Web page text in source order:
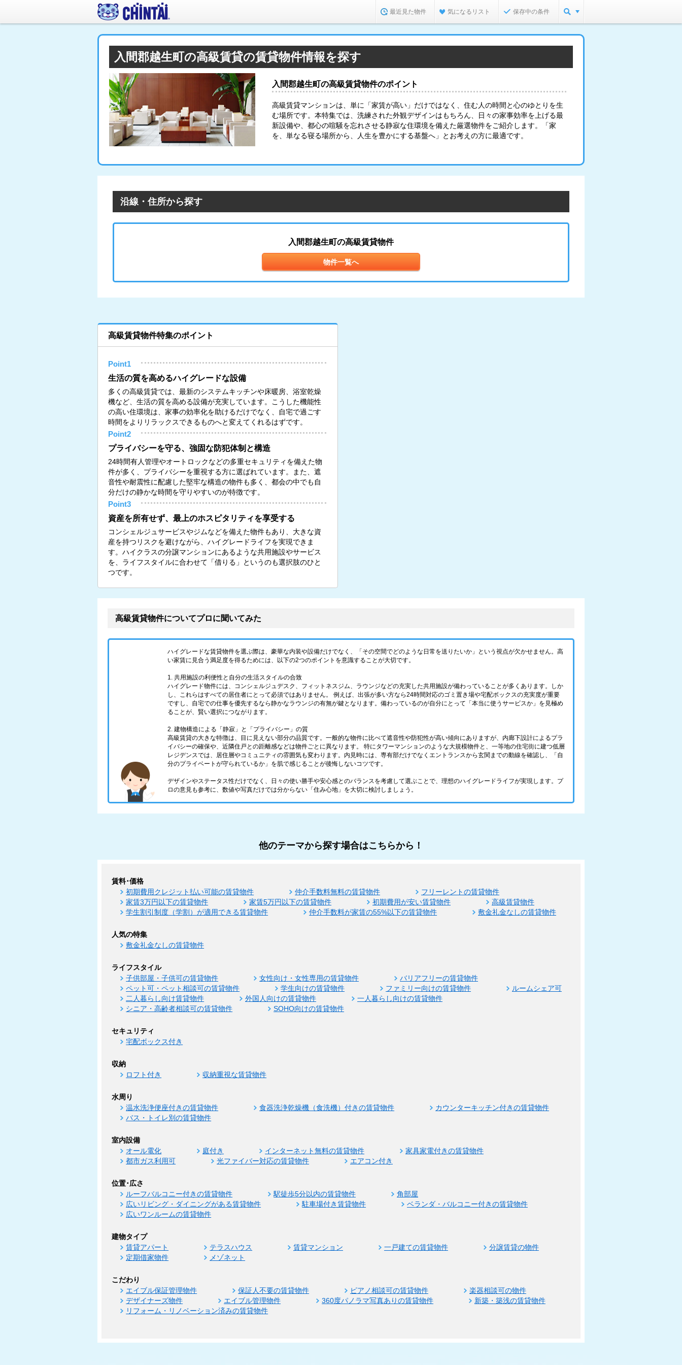
最近見た物件 気になるリスト 保存中の条件
入間郡越生町の高級賃貸の賃貸物件情報を探す
入間郡越生町の高級賃貸物件のポイント
高級賃貸マンションは、単に「家賃が高い」だけではなく、住む人の時間と心のゆとりを生
む場所です。本特集では、洗練された外観デザインはもちろん、日々の家事効率を上げる最
新設備や、都心の喧騒を忘れさせる静寂な住環境を備えた厳選物件をご紹介します。「家
を、単なる寝る場所から、人生を豊かにする基盤へ」とお考えの方に最適です。
沿線・住所から探す
入間郡越生町の高級賃貸物件
物件一覧へ
高級賃貸物件特集のポイント
Point1
生活の質を高めるハイグレードな設備
多くの高級賃貸では、最新のシステムキッチンや床暖房、浴室乾燥
機など、生活の質を高める設備が充実しています。こうした機能性
の高い住環境は、家事の効率化を助けるだけでなく、自宅で過ごす
時間をよりリラックスできるものへと変えてくれるはずです。
Point2
プライバシーを守る、強固な防犯体制と構造
24時間有人管理やオートロックなどの多重セキュリティを備えた物
件が多く、プライバシーを重視する方に選ばれています。また、遮
音性や耐震性に配慮した堅牢な構造の物件も多く、都会の中でも自
分だけの静かな時間を守りやすいのが特徴です。
Point3
資産を所有せず、最上のホスピタリティを享受する
コンシェルジュサービスやジムなどを備えた物件もあり、大きな資
産を持つリスクを避けながら、ハイグレードライフを実現できま
す。ハイクラスの分譲マンションにあるような共用施設やサービス
を、ライフスタイルに合わせて「借りる」というのも選択肢のひと
つです。
高級賃貸物件についてプロに聞いてみた
ハイグレードな賃貸物件を選ぶ際は、豪華な内装や設備だけでなく、「その空間でどのような日常を送りたいか」という視点が欠かせません。高
い家賃に見合う満足度を得るためには、以下の2つのポイントを意識することが大切です。
1. 共用施設の利便性と自分の生活スタイルの合致
ハイグレード物件には、コンシェルジュデスク、フィットネスジム、ラウンジなどの充実した共用施設が備わっていることが多くあります。しか
し、これらはすべての居住者にとって必須ではありません。 例えば、出張が多い方なら24時間対応のゴミ置き場や宅配ボックスの充実度が重要
ですし、自宅での仕事を優先するなら静かなラウンジの有無が鍵となります。備わっているのが自分にとって「本当に使うサービスか」を見極め
ることが、賢い選択につながります。
2. 建物構造による「静寂」と「プライバシー」の質
高級賃貸の大きな特徴は、目に見えない部分の品質です。一般的な物件に比べて遮音性や防犯性が高い傾向にありますが、内廊下設計によるプラ
イバシーの確保や、近隣住戸との距離感などは物件ごとに異なります。 特にタワーマンションのような大規模物件と、一等地の住宅街に建つ低層
レジデンスでは、居住層やコミュニティの雰囲気も変わります。内見時には、専有部だけでなくエントランスから玄関までの動線を確認し、「自
分のプライベートが守られているか」を肌で感じることが後悔しないコツです。
デザインやステータス性だけでなく、日々の使い勝手や安心感とのバランスを考慮して選ぶことで、理想のハイグレードライフが実現します。プ
ロの意見も参考に、数値や写真だけでは分からない「住み心地」を大切に検討しましょう。
他のテーマから探す場合はこちらから！
賃料･価格
初期費用クレジット払い可能の賃貸物件 仲介手数料無料の賃貸物件
フリーレントの賃貸物件
家賃3万円以下の賃貸物件
家賃5万円以下の賃貸物件 初期費用が安い賃貸物件
高級賃貸物件
学生割引制度（学割）が適用できる賃貸物件
仲介手数料が家賃の55%以下の賃貸物件 敷金礼金なしの賃貸物件
人気の特集
敷金礼金なしの賃貸物件
ライフスタイル
子供部屋・子供可の賃貸物件 女性向け・女性専用の賃貸物件
バリアフリーの賃貸物件
ペット可・ペット相談可の賃貸物件
学生向けの賃貸物件 ファミリー向けの賃貸物件
ルームシェア可
二人暮らし向け賃貸物件
外国人向けの賃貸物件
一人暮らし向けの賃貸物件
シニア・高齢者相談可の賃貸物件
SOHO向けの賃貸物件
セキュリティ
宅配ボックス付き
収納
ロフト付き 収納重視な賃貸物件
水周り
温水洗浄便座付きの賃貸物件 食器洗浄乾燥機（食洗機）付きの賃貸物件
カウンターキッチン付きの賃貸物件
バス・トイレ別の賃貸物件
室内設備
オール電化 庭付き インターネット無料の賃貸物件
家具家電付きの賃貸物件
都市ガス利用可
光ファイバー対応の賃貸物件 エアコン付き
位置･広さ
ルーフバルコニー付きの賃貸物件 駅徒歩5分以内の賃貸物件
角部屋
広いリビング・ダイニングがある賃貸物件
駐車場付き賃貸物件
ベランダ・バルコニー付きの賃貸物件
広いワンルームの賃貸物件
建物タイプ
賃貸アパート テラスハウス 賃貸マンション 一戸建ての賃貸物件
分譲賃貸の物件
定期借家物件
メゾネット
こだわり
エイブル保証管理物件 保証人不要の賃貸物件 ピアノ相談可の賃貸物件
楽器相談可の物件
デザイナーズ物件
エイブル管理物件 360度パノラマ写真ありの賃貸物件
新築・築浅の賃貸物件
リフォーム・リノベーション済みの賃貸物件